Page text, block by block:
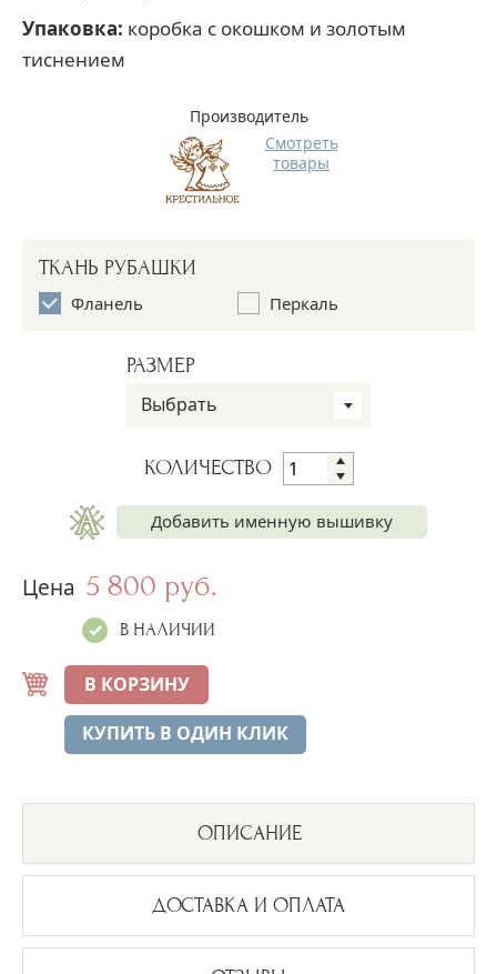
Упаковка: коробка с окошком и золотым
тиснением
Производитель
Смотреть
товары
ТКАНЬ РУБАШКИ
Фланель Перкаль
РАЗМЕР
Выбрать
КОЛИЧЕСТВО
Добавить именную вышивку
Имя на рубашке
+250 руб.
Имя на полотенце
+300 руб.
Дата на полотенце
+300 руб.
Цена 5 800 руб.
В НАЛИЧИИ
В КОРЗИНУ
КУПИТЬ В ОДИН КЛИК
ОПИСАНИЕ
ДОСТАВКА И ОПЛАТА